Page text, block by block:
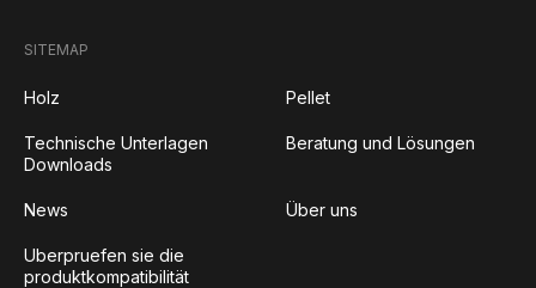
SITEMAP
Holz Pellet
Technische Unterlagen
Downloads
Beratung und Lösungen
News Über uns
Uberpruefen sie die
produktkompatibilität